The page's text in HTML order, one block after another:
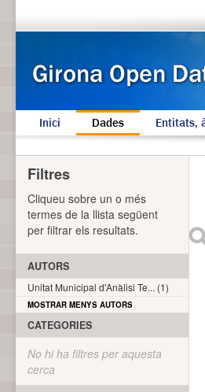
Inici Dades Entitats,
Filtres
Cliqueu sobre un o més
termes de la llista següent
per filtrar els resultats.
AUTORS
Unitat Municipal d'Anàlisi Te... (1)
MOSTRAR MENYS AUTORS
CATEGORIES
No hi ha filtres per aquesta
cerca